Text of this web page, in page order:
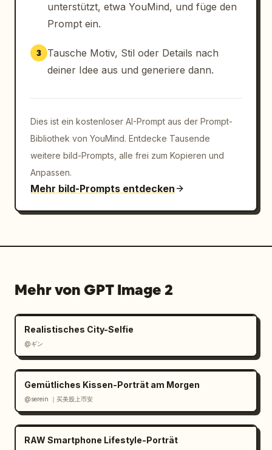
unterstützt, etwa YouMind, und füge den
Prompt ein.
3
Tausche Motiv, Stil oder Details nach
deiner Idee aus und generiere dann.
Dies ist ein kostenloser AI-Prompt aus der Prompt-
Bibliothek von YouMind. Entdecke Tausende
weitere bild-Prompts, alle frei zum Kopieren und
Anpassen.
Mehr bild-Prompts entdecken
Mehr von GPT Image 2
Realistisches City-Selfie
@ギン
Gemütliches Kissen-Porträt am Morgen
@serein ｜买美股上币安
RAW Smartphone Lifestyle-Porträt